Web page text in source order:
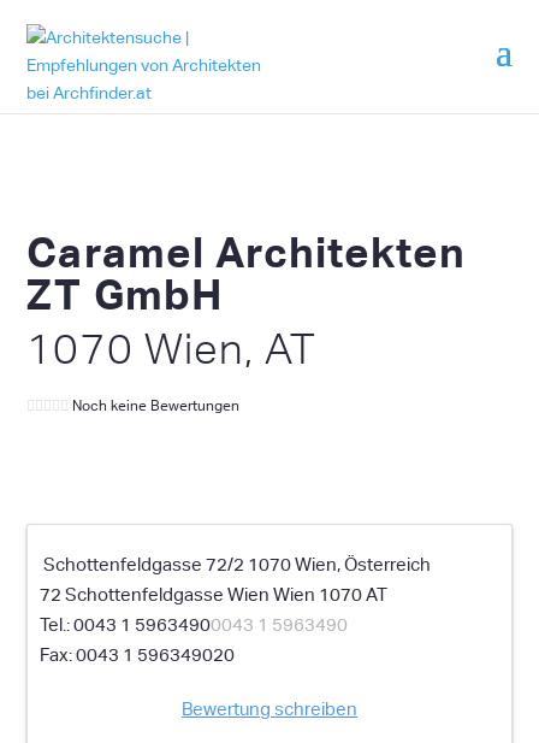
Caramel Architekten
ZT GmbH
1070 Wien, AT
Noch keine Bewertungen
Schottenfeldgasse 72/2 1070 Wien, Österreich
72 Schottenfeldgasse Wien Wien 1070 AT
0043 1 59634900043 1 5963490
0043 1 596349020
Bewertung schreiben